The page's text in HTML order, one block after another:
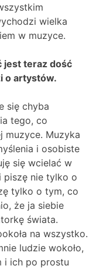
wielka
w muzyce.
jest teraz dość
o artystów.
się chyba
tego, co
muzyce. Muzyka
i osobiste
się wcielać w
piszę nie tylko o
tylko o tym, co
że ja siebie
świata.
na wszystko.
ludzie wokoło,
i ich po prostu